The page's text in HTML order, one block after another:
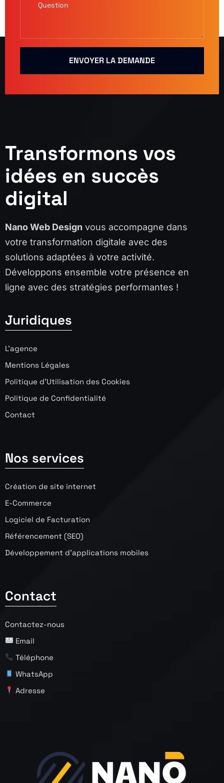
ENVOYER LA DEMANDE
Transformons vos
idées en succès
digital
Nano Web Design vous accompagne dans
votre transformation digitale avec des
solutions adaptées à votre activité.
Développons ensemble votre présence en
ligne avec des stratégies performantes !
Juridiques
L’agence
Mentions Légales
Politique d’Utilisation des Cookies
Politique de Confidentialité
Contact
Nos services
Création de site internet
E-Commerce
Logiciel de Facturation
Référencement (SEO)
Développement d’applications mobiles
Contact
Contactez-nous
Email
Téléphone
WhatsApp
Adresse